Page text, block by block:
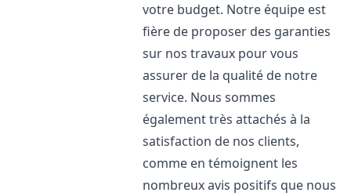
votre budget. Notre équipe est
fière de proposer des garanties
sur nos travaux pour vous
assurer de la qualité de notre
service. Nous sommes
également très attachés à la
satisfaction de nos clients,
comme en témoignent les
nombreux avis positifs que nous